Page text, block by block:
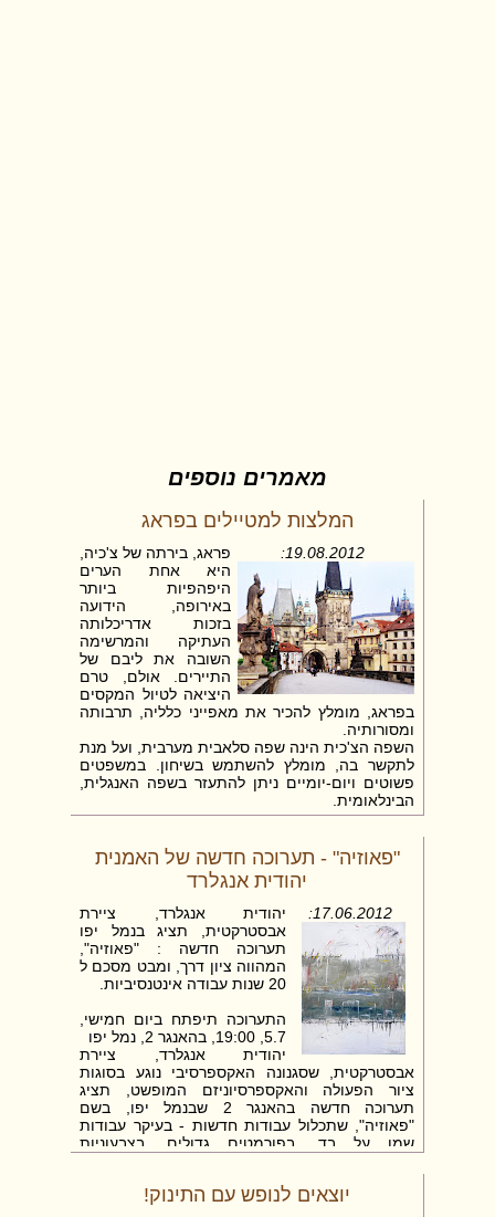
מאמרים נוספים
המלצות למטיילים בפראג
19.08.2012:
פראג, בירתה של צ'כיה,
היא אחת הערים
היפהפיות ביותר
באירופה, הידועה
בזכות אדריכלותה
העתיקה והמרשימה
השובה את ליבם של
התיירים. אולם, טרם
היציאה לטיול המקסים
בפראג, מומלץ להכיר את מאפייני כלליה, תרבותה
ומסורותיה.
השפה הצ'כית הינה שפה סלאבית מערבית, ועל מנת
לתקשר בה, מומלץ להשתמש בשיחון. במשפטים
פשוטים ויום-יומיים ניתן להתעזר בשפה האנגלית,
הבינלאומית.
נהגי מוניות בפראג בדרך כלל גובים סכום גבוה מדי
להשתמש ברכבת תחתית אשר מהווה אמצעי
אין זה נהוג לבוא לבית צ'כי בידיים ריקות. לפיכך,
מומלץ להביא שוקולד, יין וזר פרחים, למעט ורדים
אשר מסמלים חיזור ואהבה וחרציות אשר מסמלות
אזכרה. בפתח הבית מומלץ לחלוץ נעליים, גם אם
מבקשים לא לעשות כן. כמו כן, אין זה נהוג לדבר על
ענייני דת ופוליטיקה בשעת סעודה. לעומת זאת,
מחמאות על התבשילים המוגשים ורעיונות שיחה על
מוסיקה, תרבות ואמנות יתקבלו בברכה. נוסף לכך,
אצל הצ'כים לא נהוג להתארח אחרי השעה עשר
בערב.בדרך כלל, במסעדות בפראג המלצרים מבינים
אנגלית, נותנים שירות איכותי, והמנות טריות,
מגוונות וטעימות, אולם קיימות דקויות שכדאי לדעת
עליהם:
ראשית, ישנן מסעדות שבהן מוגשת סלסלת לחם או
לחמניות, הנקראת בשם "קופרטו", אשר אותה
המבקר לא הזמין. עלול להווצר רושם כי זהו כיבוד
האורח מגלה סכום זה עם סיום הארוחה והזמנת
"פאוזיה" - תערוכה חדשה של האמנית
יהודית אנגלרד
17.06.2012:
יהודית אנגלרד, ציירת
אבסטרקטית, תציג בנמל יפו
תערוכה חדשה : "פאוזיה",
המהווה ציון דרך, ומבט מסכם ל
20 שנות עבודה אינטנסיביות.
התערוכה תיפתח ביום חמישי,
5.7, 19:00, בהאנגר 2, נמל יפו
יהודית אנגלרד, ציירת
אבסטרקטית, שסגנונה האקספרסיבי נוגע בסוגות
ציור הפעולה והאקספרסיוניזם המופשט, תציג
תערוכה חדשה בהאנגר 2 שבנמל יפו, בשם
"פאוזיה", שתכלול עבודות חדשות - בעיקר עבודות
שמן על בד, בפורמטים גדולים, בצבעוניות
הציורים של אנגלרד מבוססים על התבוננות פנימה,
יוצאים לנופש עם התינוק!